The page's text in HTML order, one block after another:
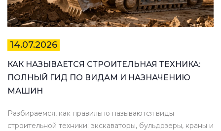
14.07.2026
КАК НАЗЫВАЕТСЯ СТРОИТЕЛЬНАЯ ТЕХНИКА:
ПОЛНЫЙ ГИД ПО ВИДАМ И НАЗНАЧЕНИЮ
МАШИН
Разбираемся, как правильно называются виды
строительной техники: экскаваторы, бульдозеры, краны и